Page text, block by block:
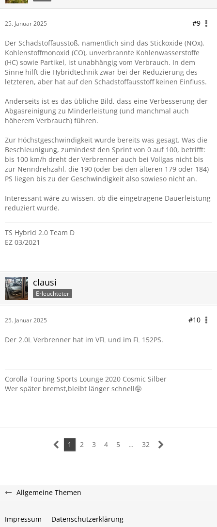
25. Januar 2025 #9
Der Schadstoffausstoß, namentlich sind das Stickoxide (NOx),
Kohlenstoffmonoxid (CO), unverbrannte Kohlenwasserstoffe
(HC) sowie Partikel, ist unabhängig vom Verbrauch. In dem
Sinne hilft die Hybridtechnik zwar bei der Reduzierung des
letzteren, aber hat auf den Schadstoffausstoff keinen Einfluss.
Anderseits ist es das übliche Bild, dass eine Verbesserung der
Abgasreinigung zu Minderleistung (und manchmal auch
höherem Verbrauch) führen.
Zur Höchstgeschwindigkeit wurde bereits was gesagt. Was die
Beschleunigung, zumindest den Sprint von 0 auf 100, betrifft:
bis 100 km/h dreht der Verbrenner auch bei Vollgas nicht bis
zur Nenndrehzahl, die 190 (oder bei den älteren 179 oder 184)
PS liegen bis zu der Geschwindigkeit also sowieso nicht an.
Interessant wäre zu wissen, ob die eingetragene Dauerleistung
reduziert wurde.
TS Hybrid 2.0 Team D
EZ 03/2021
clausi
Erleuchteter
25. Januar 2025 #10
Der 2.0L Verbrenner hat im VFL und im FL 152PS.
Corolla Touring Sports Lounge 2020 Cosmic Silber
Wer später bremst,bleibt länger schnell🤪
1 2 3 4 5 … 32
Allgemeine Themen
Impressum Datenschutzerklärung